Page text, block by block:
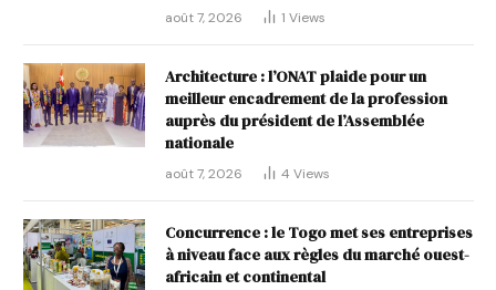
août 7, 2026 1 Views
Architecture : l’ONAT plaide pour un
meilleur encadrement de la profession
auprès du président de l’Assemblée
nationale
août 7, 2026 4 Views
Concurrence : le Togo met ses entreprises
à niveau face aux règles du marché ouest-
africain et continental